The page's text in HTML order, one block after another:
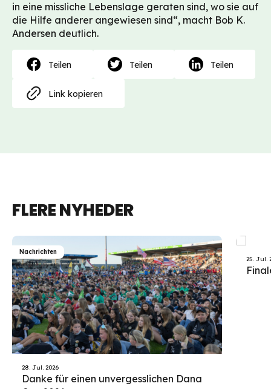
in eine missliche Lebenslage geraten sind, wo sie auf
die Hilfe anderer angewiesen sind“, macht Bob K.
Andersen deutlich.
Teilen Teilen Teilen
Link kopieren
FLERE NYHEDER
Nachrichten
28. Jul. 2026
Danke für einen unvergesslichen Dana
25. Jul.